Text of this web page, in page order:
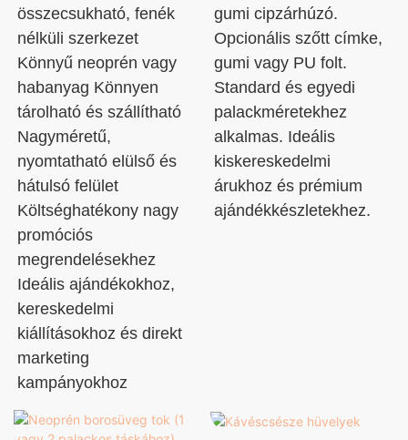
összecsukható, fenék
nélküli szerkezet
Könnyű neoprén vagy
habanyag Könnyen
tárolható és szállítható
Nagyméretű,
nyomtatható elülső és
hátulsó felület
Költséghatékony nagy
promóciós
megrendelésekhez
Ideális ajándékokhoz,
kereskedelmi
kiállításokhoz és direkt
marketing
kampányokhoz
gumi cipzárhúzó.
Opcionális szőtt címke,
gumi vagy PU folt.
Standard és egyedi
palackméretekhez
alkalmas. Ideális
kiskereskedelmi
árukhoz és prémium
ajándékkészletekhez.